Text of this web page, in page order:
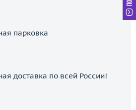
парковка
доставка по всей России!